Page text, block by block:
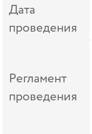
Дата
проведения
Регламент
проведения